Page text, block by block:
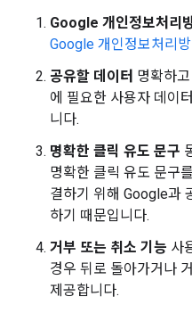
Google 개인정보처리
Google 개인정보처리
공유할 데이터 명확하
에 필요한 사용자 데이
니다.
명확한 클릭 유도 문구
명확한 클릭 유도 문구
결하기 위해 Google과
하기 때문입니다.
거부 또는 취소 기능 사
경우 뒤로 돌아가거나
제공합니다.